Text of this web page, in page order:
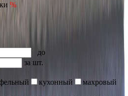
%
до
за шт.
кухонный
махровый